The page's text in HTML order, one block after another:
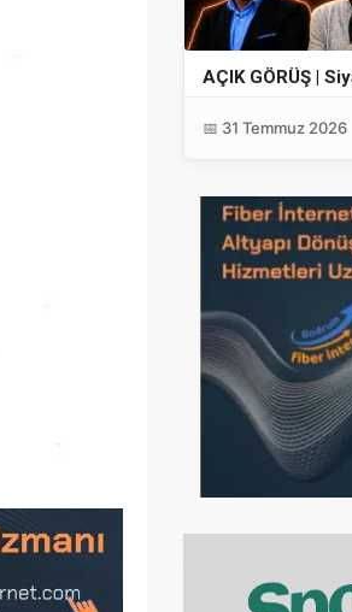
AÇIK GÖRÜŞ |
📅 31 Temmuz 2026